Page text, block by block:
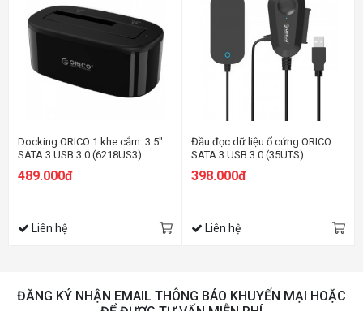
Docking ORICO 1 khe cắm: 3.5"
SATA 3 USB 3.0 (6218US3)
489.000đ
Liên hệ
Đầu đọc dữ liệu ổ cứng ORICO
SATA 3 USB 3.0 (35UTS)
398.000đ
Liên hệ
ĐĂNG KÝ NHẬN EMAIL THÔNG BÁO KHUYẾN MẠI HOẶC